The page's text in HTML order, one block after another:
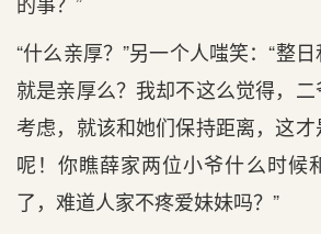
“什么亲厚？”另一个人嗤笑：“整
就是亲厚么？我却不这么觉得，
考虑，就该和她们保持距离，这
呢！你瞧薛家两位小爷什么时候
了，难道人家不疼爱妹妹吗？”